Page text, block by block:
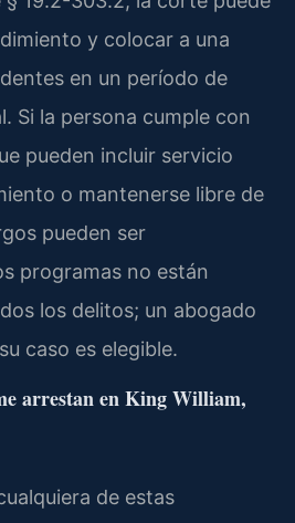
y colocar a una
en un período de
Si la persona cumple con
pueden incluir servicio
o mantenerse libre de
pueden ser
programas no están
los delitos; un abogado
caso es elegible.
arrestan en King William,
de estas